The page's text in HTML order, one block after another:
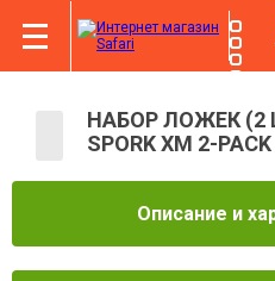
НАБОР ЛОЖЕК (2
SPORK XM 2-
Описание и